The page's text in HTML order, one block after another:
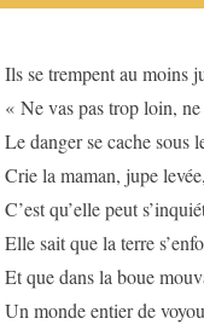
Ils se trempent au moins
« Ne vas pas trop loin,
Le danger se cache sous
Crie la maman, jupe
C’est qu’elle peut
Elle sait que la terre
Et que dans la boue
Un monde entier de